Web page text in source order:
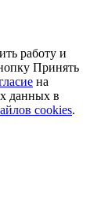
работу и
Принять
на
данных в
cookies.